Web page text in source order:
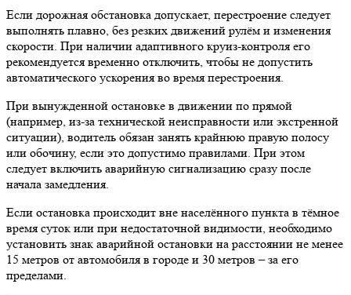
Если дорожная обстановка допускает, перестроение следует
выполнять плавно, без резких движений рулём и изменения
скорости. При наличии адаптивного круиз-контроля его
рекомендуется временно отключить, чтобы не допустить
автоматического ускорения во время перестроения.
При вынужденной остановке в движении по прямой
(например, из-за технической неисправности или экстренной
ситуации), водитель обязан занять крайнюю правую полосу
или обочину, если это допустимо правилами. При этом
следует включить аварийную сигнализацию сразу после
начала замедления.
Если остановка происходит вне населённого пункта в тёмное
время суток или при недостаточной видимости, необходимо
установить знак аварийной остановки на расстоянии не менее
15 метров от автомобиля в городе и 30 метров – за его
пределами.